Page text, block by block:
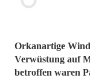
Orkanartige
Verwüstung auf
betroffen waren